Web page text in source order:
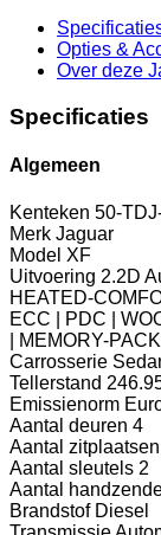
Opties &
Over deze
Specificaties
Algemeen
Kenteken 50-
Merk Jaguar
Model XF
Uitvoering 2.2D
HEATED-
ECC | PDC |
| MEMORY-
Carrosserie
Tellerstand
Emissienorm
Aantal deuren 4
Aantal zitplaatsen
Aantal sleutels 2
Aantal
Brandstof Diesel